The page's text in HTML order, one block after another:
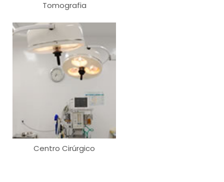
Tomografia
Centro Cirúrgico